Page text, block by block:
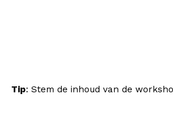
Tip: Stem de inhoud van de